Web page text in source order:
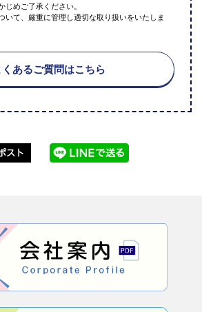
じめご了承ください。
いて、厳重に管理し適切な取り扱いをいたしま
くあるご質問はこちら